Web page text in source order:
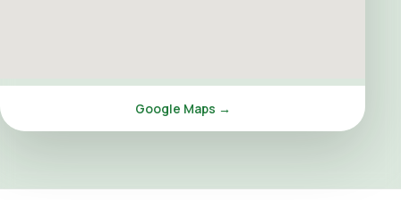
Google Maps →